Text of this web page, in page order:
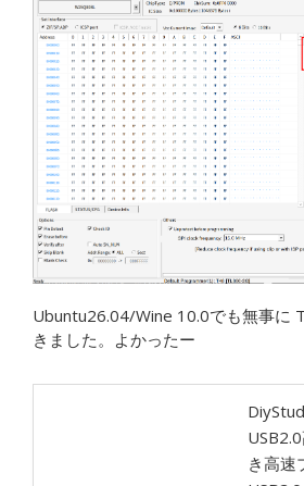
Ubuntu26.04/Wine 10.0でも無事に
きました。よかったー
き高速